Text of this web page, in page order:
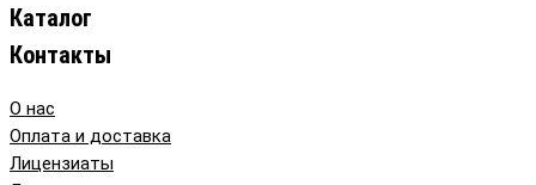
Каталог
Контакты
О нас
Оплата и доставка
Лицензиаты